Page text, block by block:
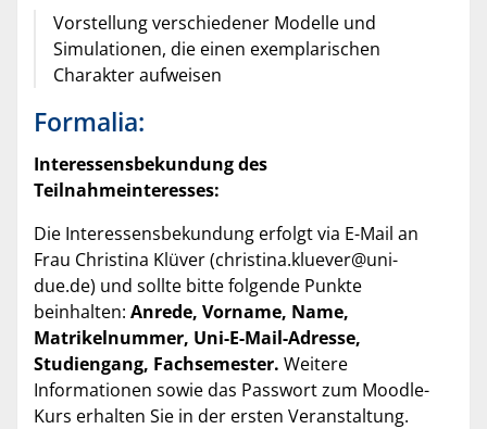
Vorstellung verschiedener Modelle und
Simulationen, die einen exemplarischen
Charakter aufweisen
Formalia:
Interessensbekundung des
Teilnahmeinteresses:
Die Interessensbekundung erfolgt via E-Mail an
Frau Christina Klüver (christina.kluever@uni-
due.de) und sollte bitte folgende Punkte
beinhalten: Anrede, Vorname, Name,
Matrikelnummer, Uni-E-Mail-Adresse,
Studiengang, Fachsemester. Weitere
Informationen sowie das Passwort zum Moodle-
Kurs erhalten Sie in der ersten Veranstaltung.